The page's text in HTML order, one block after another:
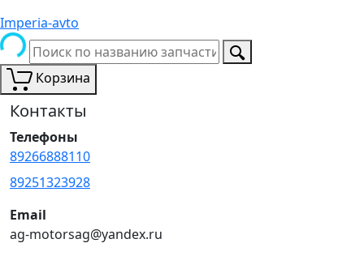
Imperia-avto
Корзина
Контакты
Телефоны
89266888110
89251323928
Email
ag-motorsag@yandex.ru